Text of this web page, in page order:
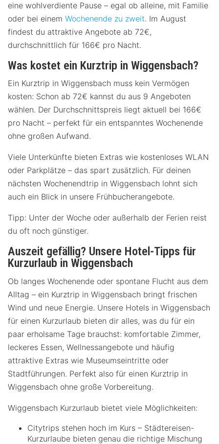
eine wohlverdiente Pause – egal ob alleine, mit Familie
oder bei einem Wochenende zu zweit. Im August
findest du attraktive Angebote ab 72€,
durchschnittlich für 166€ pro Nacht.
Was kostet ein Kurztrip in Wiggensbach?
Ein Kurztrip in Wiggensbach muss kein Vermögen
kosten: Schon ab 72€ kannst du aus 9 Angeboten
wählen. Der Durchschnittspreis liegt aktuell bei 166€
pro Nacht – perfekt für ein entspanntes Wochenende
ohne großen Aufwand.
Viele Unterkünfte bieten Extras wie kostenloses WLAN
oder Parkplätze – das spart zusätzlich. Für deinen
nächsten Wochenendtrip in Wiggensbach lohnt sich
auch ein Blick in unsere Frühbucherangebote.
Tipp: Unter der Woche oder außerhalb der Ferien reist
du oft noch günstiger.
Auszeit gefällig? Unsere Hotel-Tipps für
Kurzurlaub in Wiggensbach
Ob langes Wochenende oder spontane Flucht aus dem
Alltag – ein Kurztrip in Wiggensbach bringt frischen
Wind und neue Energie. Unsere Hotels in Wiggensbach
für einen Kurzurlaub bieten dir alles, was du für ein
paar erholsame Tage brauchst: komfortable Zimmer,
leckeres Essen, Wellnessangebote und häufig
attraktive Extras wie Museumseintritte oder
Stadtführungen. Perfekt also für einen Kurztrip in
Wiggensbach ohne große Vorbereitung.
Wiggensbach Kurzurlaub bietet viele Möglichkeiten:
Citytrips stehen hoch im Kurs – Städtereisen-
Kurzurlaube bieten genau die richtige Mischung